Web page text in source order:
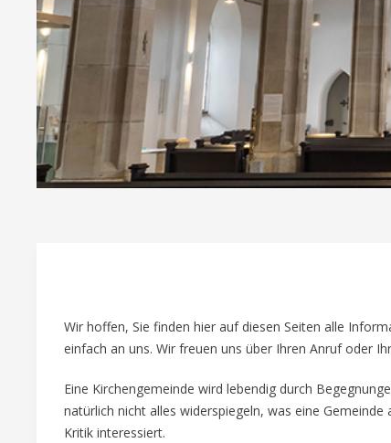
Wir hoffen, Sie finden hier auf diesen Seiten alle
einfach an uns. Wir freuen uns über Ihren Anruf oder
Eine Kirchengemeinde wird lebendig durch
natürlich nicht alles widerspiegeln, was eine
Kritik interessiert.